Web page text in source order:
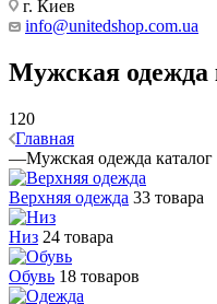
г. Киев
info@unitedshop.com.ua
Мужская одежда
120
Главная
—Мужская одежда каталог
Верхняя одежда 33 товара
Низ 24 товара
Обувь 18 товаров